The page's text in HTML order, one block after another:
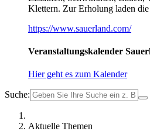
Klettern. Zur Erholung laden
https://www.sauerland.com/
Veranstaltungskalender
Hier geht es zum Kalender
Suche:
Aktuelle Themen